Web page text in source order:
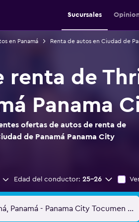
Sucursales
en Panamá Renta de autos en Ciudad de
renta de
Panama
ofertas de autos de renta de
de Panamá Panama City
Edad del conductor: 25-26